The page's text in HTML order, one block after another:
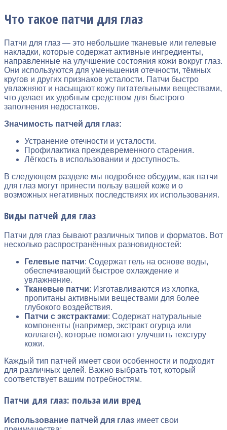
Что такое патчи для глаз
Патчи для глаз — это небольшие тканевые или гелевые
накладки, которые содержат активные ингредиенты,
направленные на улучшение состояния кожи вокруг глаз.
Они используются для уменьшения отечности, тёмных
кругов и других признаков усталости. Патчи быстро
увлажняют и насыщают кожу питательными веществами,
что делает их удобным средством для быстрого
заполнения недостатков.
Значимость патчей для глаз:
Устранение отечности и усталости.
Профилактика преждевременного старения.
Лёгкость в использовании и доступность.
В следующем разделе мы подробнее обсудим, как патчи
для глаз могут принести пользу вашей коже и о
возможных негативных последствиях их использования.
Виды патчей для глаз
Патчи для глаз бывают различных типов и форматов. Вот
несколько распространённых разновидностей:
Гелевые патчи: Содержат гель на основе воды,
обеспечивающий быстрое охлаждение и
увлажнение.
Тканевые патчи: Изготавливаются из хлопка,
пропитаны активными веществами для более
глубокого воздействия.
Патчи с экстрактами: Содержат натуральные
компоненты (например, экстракт огурца или
коллаген), которые помогают улучшить текстуру
кожи.
Каждый тип патчей имеет свои особенности и подходит
для различных целей. Важно выбрать тот, который
соответствует вашим потребностям.
Патчи для глаз: польза или вред
Использование патчей для глаз имеет свои